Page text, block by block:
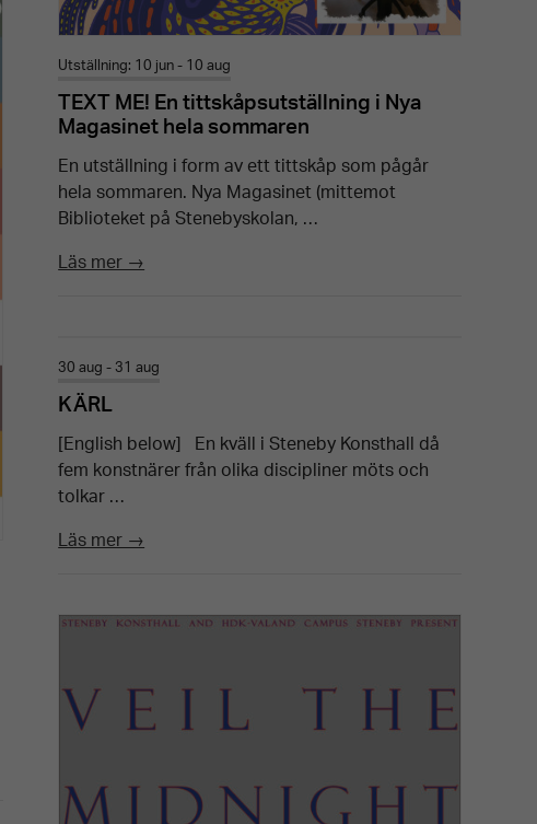
Utställning: 10 jun - 10 aug
TEXT ME! En tittskåpsutställning i Nya
Magasinet hela sommaren
En utställning i form av ett tittskåp som pågår
hela sommaren. Nya Magasinet (mittemot
Biblioteket på Stenebyskolan, …
Läs mer →
30 aug - 31 aug
KÄRL
[English below] En kväll i Steneby Konsthall då
fem konstnärer från olika discipliner möts och
tolkar …
Läs mer →